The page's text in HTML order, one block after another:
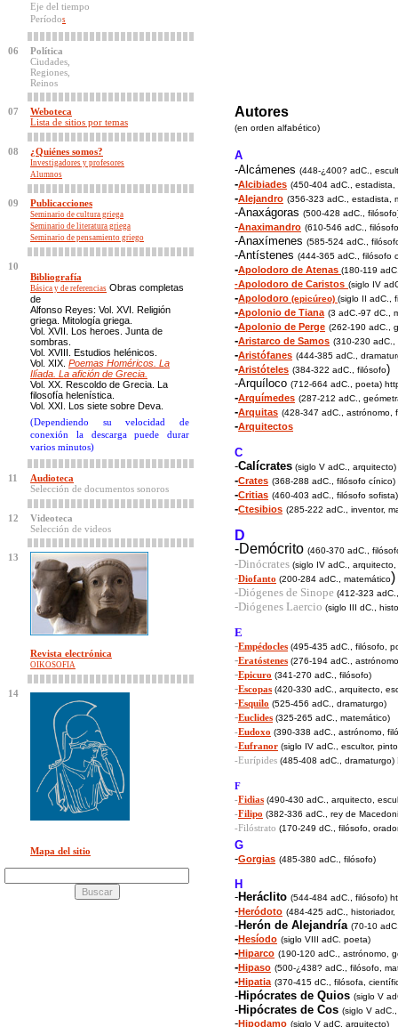
Eje del tiempo
Períodos
06
Política
Ciudades,
Regiones,
Reinos
07
Weboteca
Lista de sitios por temas
08 ¿Quiénes somos?
Investigadores y profesores
Alumnos
09 Publicacciones
Seminario de cultura griega
Seminario de literatura griega
Seminario de pensamiento griego
10
Bibliografía
Básica y de referencias Obras completas
de
Alfonso Reyes: Vol. XVI. Religión
griega. Mitología griega.
Vol. XVII. Los heroes. Junta de
sombras.
Vol. XVIII. Estudios helénicos.
Vol. XIX. Poemas Homéricos. La
Ilíada. La afición de Grecia.
Vol. XX. Rescoldo de Grecia. La
filosofía helenística.
Vol. XXI. Los siete sobre Deva.
(Dependiendo su velocidad de
conexión la descarga puede durar
varios minutos)
11
Audioteca
Selección de documentos sonoros
12
Videoteca
Selección de videos
13
Revista electrónica
OIKOSOFIA
14
Mapa del sitio
Autores
(en orden alfabético)
A
-Alcámenes (448-¿400? adC.,
-Alcibiades (450-404 adC., estadista,
-Alejandro (356-323 adC., estadista,
-Anaxágoras (500-428 adC.,
-Anaximandro (610-546 adC.,
-Anaxímenes (585-524 adC.,
-Antístenes (444-365 adC., filósofo
-Apolodoro de Atenas (180-119
-Apolodoro de Caristos (siglo IV
-Apolodoro (epicúreo) (siglo II adC.,
-Apolonio de Tiana (3 adC.-97 dC.,
-Apolonio de Perge (262-190 adC.,
-Aristarco de Samos (310-230 adC.,
-Aristófanes (444-385 adC.,
-Aristóteles (384-322 adC., filósofo)
-Arquíloco (712-664 adC., poeta)
-Arquímedes (287-212 adC.,
-Arquitas (428-347 adC., astrónomo,
-Arquitectos
C
-Calícrates (siglo V adC.,
-Crates (368-288 adC., filósofo cínico)
-Critias (460-403 adC., filósofo sofista)
-Ctesibios (285-222 adC., inventor,
D
-Demócrito (460-370 adC.,
-Dinócrates (siglo IV adC.,
-Diofanto (200-284 adC., matemático)
-Diógenes de Sinope (412-323
-Diógenes Laercio (siglo III dC.,
E
-Empédocles (495-435 adC., filósofo,
-Eratóstenes (276-194 adC.,
-Epicuro (341-270 adC., filósofo)
-Escopas (420-330 adC., arquitecto,
-Esquilo (525-456 adC., dramaturgo)
-Euclides (325-265 adC., matemático)
-Eudoxo (390-338 adC., astrónomo,
-Eufranor (siglo IV adC., escultor,
-Eurípides (485-408 adC., dramaturgo)
F
-Fidias (490-430 adC., arquitecto,
-Filipo (382-336 adC., rey de
-Filóstrato (170-249 dC., filósofo,
G
-Gorgias (485-380 adC., filósofo)
H
-Heráclito (544-484 adC., filósofo)
-Heródoto (484-425 adC.,
-Herón de Alejandría (70-10
-Hesíodo (siglo VIII adC. poeta)
-Hiparco (190-120 adC., astrónomo,
-Hipaso (500-¿438? adC., filósofo,
-Hipatia (370-415 dC., filósofa,
-Hipócrates de Quios (siglo V
-Hipócrates de Cos (siglo V
-Hipodamo (siglo V adC. arquitecto)